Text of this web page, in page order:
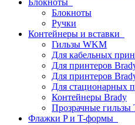
Блокноты
Блокноты
Ручки
Контейнеры и вставки
Гильзы WKM
Для кабельных
Для принтеров
Для принтеров
Для стационарных
Контейнеры Brady
Прозрачные
Флажки P и T-формы